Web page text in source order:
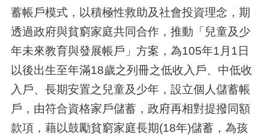
蓄帳戶模式，以積極性救助及社會投資理念，期
透過政府與貧窮家庭共同合作，推動「兒童及少
年未來教育與發展帳戶」方案，為105年1月1日
以後出生至年滿18歲之列冊之低收入戶、中低收
入戶、長期安置之兒童及少年，設立個人儲蓄帳
戶，由符合資格家戶儲蓄，政府再相對提撥同額
款項，藉以鼓勵貧窮家庭長期(18年)儲蓄，為孩